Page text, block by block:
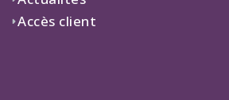
Accès client